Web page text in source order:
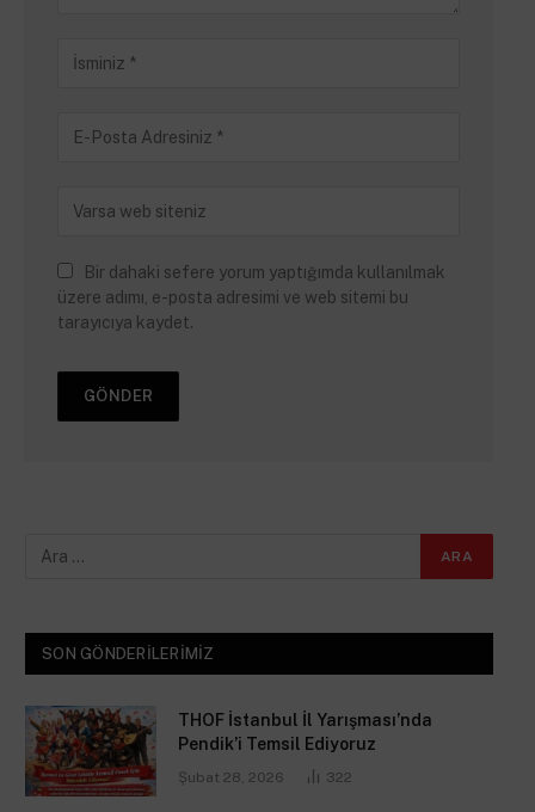
Bir dahaki sefere yorum yaptığımda kullanılmak
üzere adımı, e-posta adresimi ve web sitemi bu
tarayıcıya kaydet.
SON GÖNDERILERIMIZ
THOF İstanbul İl Yarışması’nda
Pendik’i Temsil Ediyoruz
Şubat 28, 2026 322